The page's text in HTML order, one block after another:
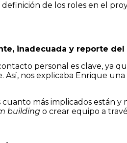
de los roles en el
inadecuada y reporte del
personal es clave, ya
nos explicaba Enrique una
cuanto más implicados están
building o crear equipo a